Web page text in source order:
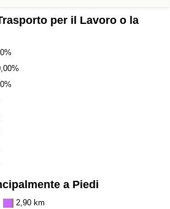
per il Lavoro o la
a Piedi
2,90 km
(Corrente)
per Nazione